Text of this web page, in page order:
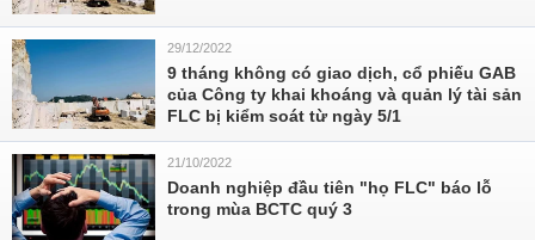
29/12/2022
9 tháng không có giao dịch, cổ phiếu GAB
của Công ty khai khoáng và quản lý tài sản
FLC bị kiểm soát từ ngày 5/1
21/10/2022
Doanh nghiệp đầu tiên "họ FLC" báo lỗ
trong mùa BCTC quý 3